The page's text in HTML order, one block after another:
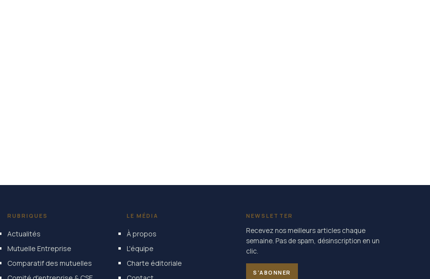
RUBRIQUES
Actualités
Mutuelle Entreprise
Comparatif des mutuelles
LE MÉDIA
À propos
L'équipe
Charte éditoriale
NEWSLETTER
Recevez nos meilleurs articles chaque
semaine. Pas de spam, désinscription en un
clic.
S'ABONNER